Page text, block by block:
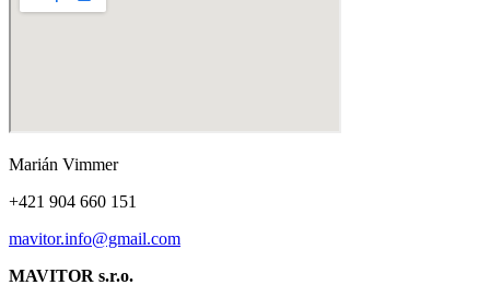
Marián Vimmer
+421 904 660 151
mavitor.info@gmail.com
MAVITOR s.r.o.